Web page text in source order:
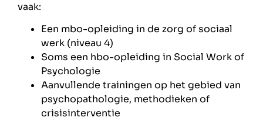
vaak:
Een mbo-opleiding in de zorg of sociaal
werk (niveau 4)
Soms een hbo-opleiding in Social Work of
Psychologie
Aanvullende trainingen op het gebied van
psychopathologie, methodieken of
crisisinterventie